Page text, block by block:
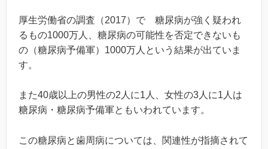
厚生労働省の調査（2017）で 糖尿病が強く疑われ
るもの1000万人、糖尿病の可能性を否定できないも
の（糖尿病予備軍）1000万人という結果が出ていま
す。
また40歳以上の男性の2人に1人、女性の3人に1人は
糖尿病・糖尿病予備軍ともいわれています。
この糖尿病と歯周病については、関連性が指摘されて